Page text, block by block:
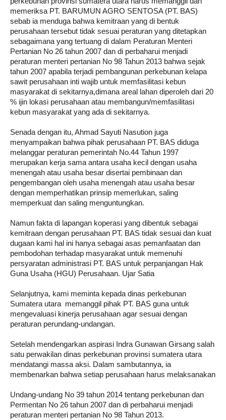
memeriksa PT. BARUMUN AGRO SENTOSA (PT. BAS)
sebab ia menduga bahwa kemitraan yang di bentuk
perusahaan tersebut tidak sesuai peraturan yang ditetapkan
sebagaimana yang tertuang di dalam Peraturan Menteri
Pertanian No 26 tahun 2007 dan di perbaharui menjadi
peraturan menteri pertanian No 98 Tahun 2013 bahwa sejak
tahun 2007 apabila terjadi pembangunan perkebunan kelapa
sawit perusahaan inti wajib untuk memfasilitasi kebun
masyarakat di sekitarnya,dimana areal lahan diperoleh dari 20
% ijin lokasi perusahaan atau membangun/memfasilitasi
kebun masyarakat yang ada di sekitarnya.
Senada dengan itu, Ahmad Sayuti Nasution juga
menyampaikan bahwa pihak perusahaan PT. BAS diduga
melanggar peraturan pemerintah No.44 Tahun 1997
merupakan kerja sama antara usaha kecil dengan usaha
menengah atau usaha besar disertai pembinaan dan
pengembangan oleh usaha menengah atau usaha besar
dengan memperhatikan prinsip memerlukan, saling
memperkuat dan saling menguntungkan.
Namun fakta di lapangan koperasi yang dibentuk sebagai
kemitraan dengan perusahaan PT. BAS tidak sesuai dan kuat
dugaan kami hal ini hanya sebagai asas pemanfaatan dan
pembodohan terhadap masyarakat untuk memenuhi
persyaratan administrasi PT. BAS untuk perpanjangan Hak
Guna Usaha (HGU) Perusahaan. Ujar Satia
Selanjutnya, kami meminta kepada dinas perkebunan
Sumatera utara memanggil pihak PT. BAS guna untuk
mengevaluasi kinerja perusahaan agar sesuai dengan
peraturan perundang-undangan.
Setelah mendengarkan aspirasi Indra Gunawan Girsang salah
satu perwakilan dinas perkebunan provinsi sumatera utara
mendatangi massa aksi. Dalam sambutannya, ia
membenarkan bahwa setiap perusahaan harus melaksanakan
Undang-undang No 39 tahun 2014 tentang perkebunan dan
Permentan No 26 tahun 2007 dan di perbaharui menjadi
peraturan menteri pertanian No 98 Tahun 2013.